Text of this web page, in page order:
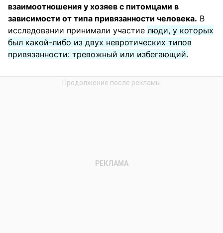
взаимоотношения у хозяев с питомцами в
зависимости от типа привязанности человека. В
исследовании принимали участие люди, у которых
был какой-либо из двух невротических типов
привязанности: тревожный или избегающий.